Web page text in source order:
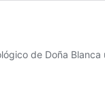
de Doña